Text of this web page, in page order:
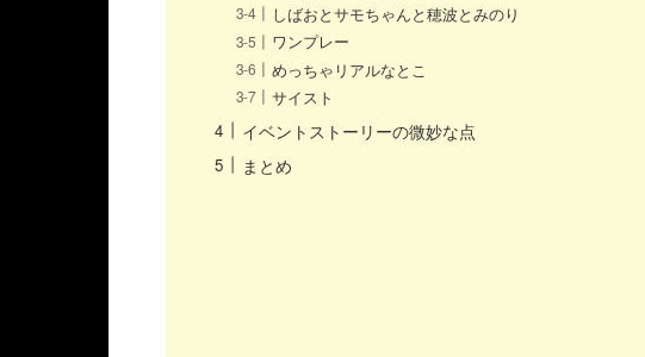
しばおとサモちゃんと穂波とみのり
ワンプレー
めっちゃリアルなとこ
サイスト
イベントストーリーの微妙な点
まとめ